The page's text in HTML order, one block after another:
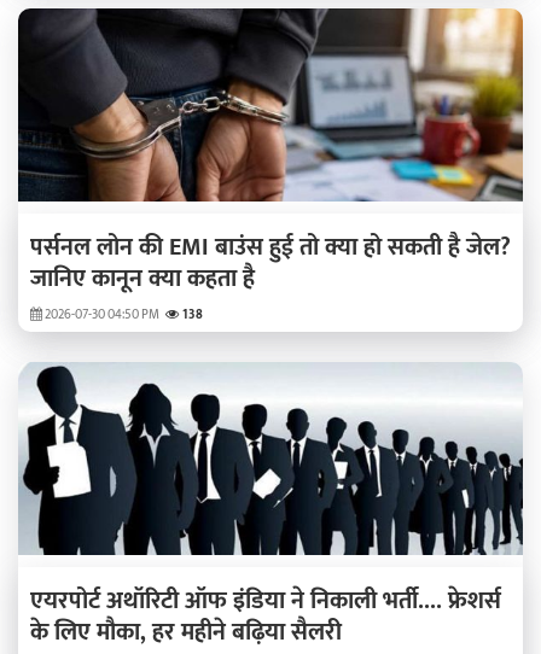
पर्सनल लोन की EMI बाउंस हुई तो क्या हो सकती है जेल?
जानिए कानून क्या कहता है
2026-07-30 04:50 PM 138
एयरपोर्ट अथॉरिटी ऑफ इंडिया ने निकाली भर्ती.... फ्रेशर्स
के लिए मौका, हर महीने बढ़िया सैलरी